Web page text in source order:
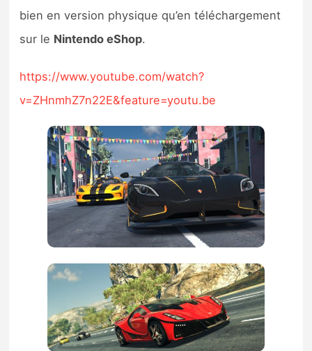
bien en version physique qu’en téléchargement
sur le Nintendo eShop.
https://www.youtube.com/watch?
v=ZHnmhZ7n22E&feature=youtu.be